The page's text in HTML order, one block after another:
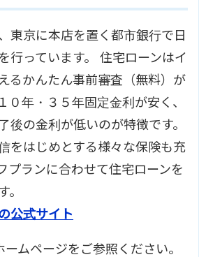
東京に本店を置く都市銀行で日
行っています。 住宅ローンはイ
るかんたん事前審査（無料）が
０年・３５年固定金利が安く、
後の金利が低いのが特徴です。
をはじめとする様々な保険も充
プランに合わせて住宅ローンを
。
公式サイト
ムページをご参照ください。